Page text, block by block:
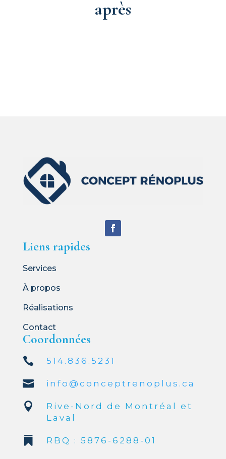
après
Liens rapides
Services
À propos
Réalisations
Contact
Coordonnées
 514.836.5231
 info@conceptrenoplus.ca

Rive-Nord de Montréal et
Laval
 RBQ : 5876-6288-01